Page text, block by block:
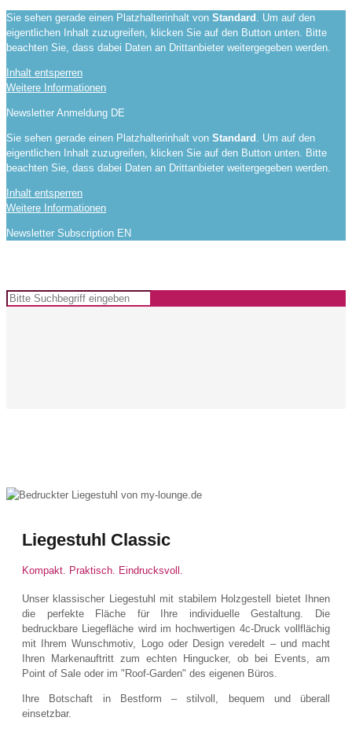
Sie sehen gerade einen Platzhalterinhalt von Standard . Um auf den
eigentlichen Inhalt zuzugreifen, klicken Sie auf den Button unten. Bitte
beachten Sie, dass dabei Daten an Drittanbieter weitergegeben werden.
Inhalt entsperren
Weitere Informationen
Newsletter Anmeldung DE
Sie sehen gerade einen Platzhalterinhalt von Standard . Um auf den
eigentlichen Inhalt zuzugreifen, klicken Sie auf den Button unten. Bitte
beachten Sie, dass dabei Daten an Drittanbieter weitergegeben werden.
Inhalt entsperren
Weitere Informationen
Newsletter Subscription EN
Liegestuhl Classic
Kompakt. Praktisch. Eindrucksvoll.
Unser klassischer Liegestuhl mit stabilem Holzgestell bietet Ihnen
die perfekte Fläche für Ihre individuelle Gestaltung. Die
bedruckbare Liegefläche wird im hochwertigen 4c-Druck vollflächig
mit Ihrem Wunschmotiv, Logo oder Design veredelt – und macht
Ihren Markenauftritt zum echten Hingucker, ob bei Events, am
Point of Sale oder im "Roof-Garden" des eigenen Büros.
Ihre Botschaft in Bestform – stilvoll, bequem und überall
einsetzbar.